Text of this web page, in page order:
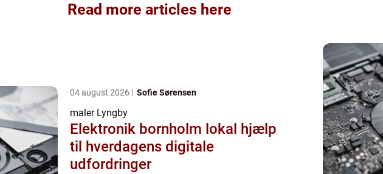
Read more articles here
04 august 2026 Sofie Sørensen
maler Lyngby
Elektronik bornholm lokal hjælp
til hverdagens digitale
udfordringer